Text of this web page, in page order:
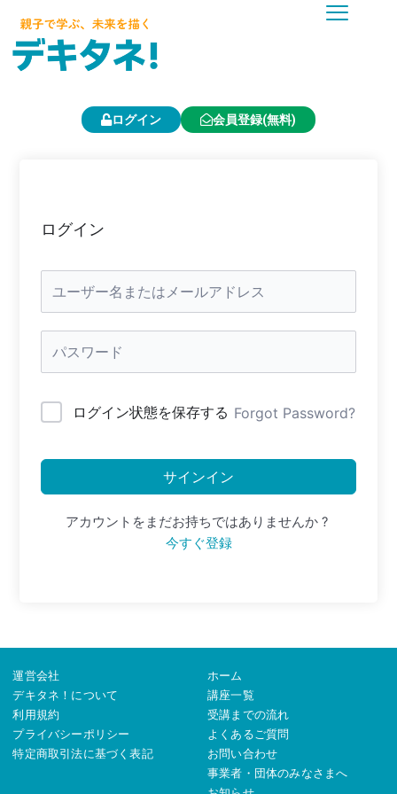
ログイン 会員登録(無料)
ログイン
ログイン状態を保存する Forgot Password?
サインイン
アカウントをまだお持ちではありませんか ?
今すぐ登録
運営会社
デキタネ！について
利用規約
プライバシーポリシー
特定商取引法に基づく表記
ホーム
講座一覧
受講までの流れ
よくあるご質問
お問い合わせ
事業者・団体のみなさまへ